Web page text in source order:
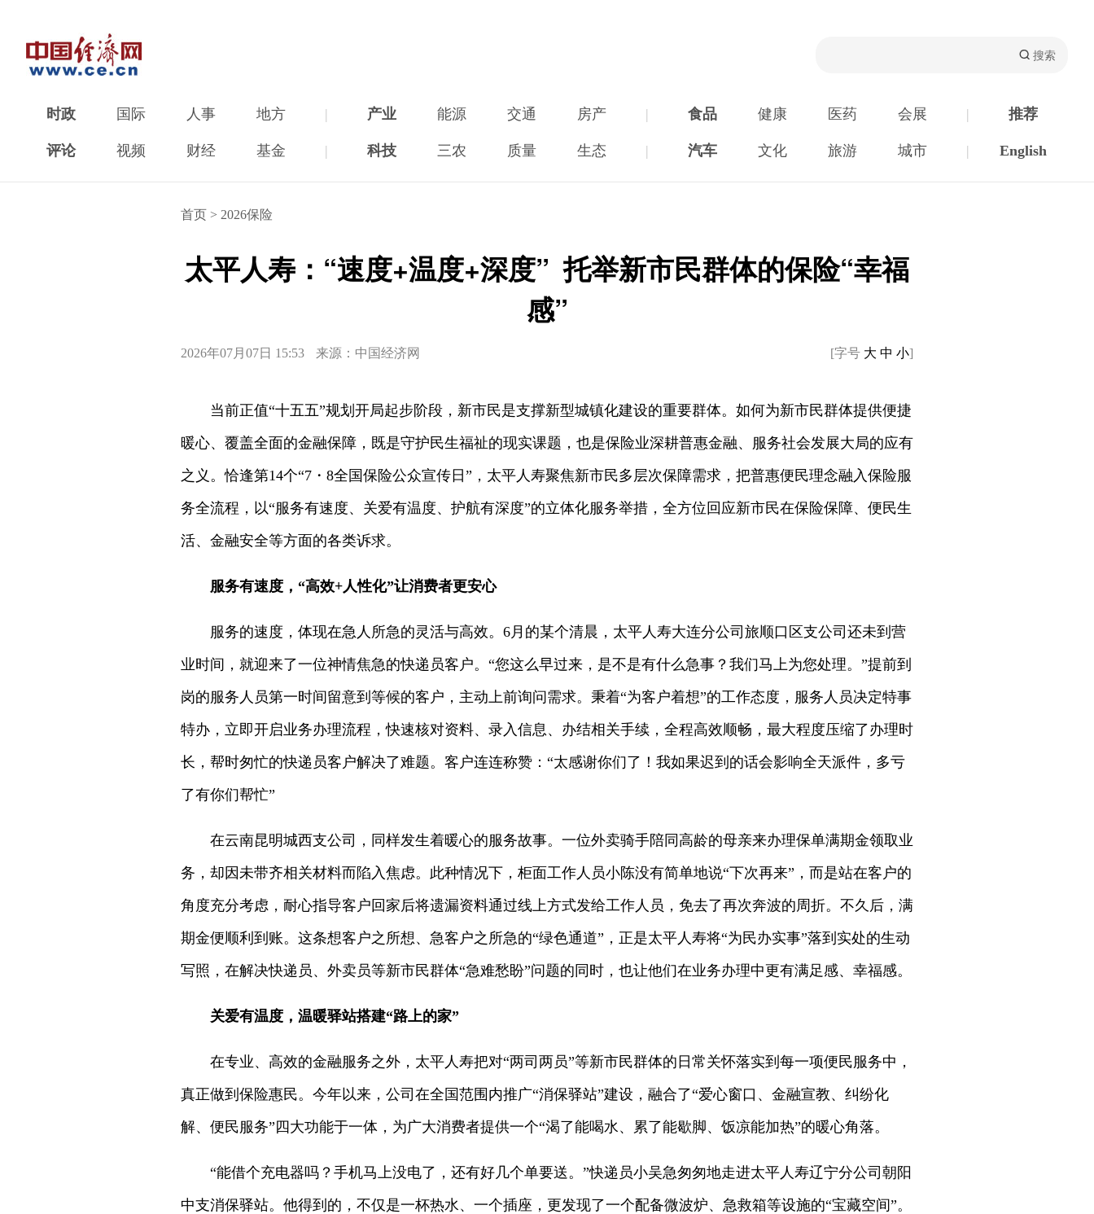
时政 国际 人事 地方 | 产业 能源 交通 房产 | 食品 健康 医药 会展 | 推荐
评论 视频 财经 基金 | 科技 三农 质量 生态 | 汽车 文化 旅游 城市 | English
首页 > 2026保险
太平人寿：“速度+温度+深度” 托举新市民群体的保险“幸福
感”
2026年07月07日 15:53 来源：中国经济网 [字号 大 中 小]
当前正值“十五五”规划开局起步阶段，新市民是支撑新型城镇化建设的重要群体。如何为新市民群体提供便捷
暖心、覆盖全面的金融保障，既是守护民生福祉的现实课题，也是保险业深耕普惠金融、服务社会发展大局的应有
之义。恰逢第14个“7・8全国保险公众宣传日”，太平人寿聚焦新市民多层次保障需求，把普惠便民理念融入保险服
务全流程，以“服务有速度、关爱有温度、护航有深度”的立体化服务举措，全方位回应新市民在保险保障、便民生
活、金融安全等方面的各类诉求。
服务有速度，“高效+人性化”让消费者更安心
服务的速度，体现在急人所急的灵活与高效。6月的某个清晨，太平人寿大连分公司旅顺口区支公司还未到营
业时间，就迎来了一位神情焦急的快递员客户。“您这么早过来，是不是有什么急事？我们马上为您处理。”提前到
岗的服务人员第一时间留意到等候的客户，主动上前询问需求。秉着“为客户着想”的工作态度，服务人员决定特事
特办，立即开启业务办理流程，快速核对资料、录入信息、办结相关手续，全程高效顺畅，最大程度压缩了办理时
长，帮时匆忙的快递员客户解决了难题。客户连连称赞：“太感谢你们了！我如果迟到的话会影响全天派件，多亏
了有你们帮忙”
在云南昆明城西支公司，同样发生着暖心的服务故事。一位外卖骑手陪同高龄的母亲来办理保单满期金领取业
务，却因未带齐相关材料而陷入焦虑。此种情况下，柜面工作人员小陈没有简单地说“下次再来”，而是站在客户的
角度充分考虑，耐心指导客户回家后将遗漏资料通过线上方式发给工作人员，免去了再次奔波的周折。不久后，满
期金便顺利到账。这条想客户之所想、急客户之所急的“绿色通道”，正是太平人寿将“为民办实事”落到实处的生动
写照，在解决快递员、外卖员等新市民群体“急难愁盼”问题的同时，也让他们在业务办理中更有满足感、幸福感。
‌关爱有温度，温暖驿站搭建“路上的家”‌
在专业、高效的金融服务之外，太平人寿把对“两司两员”等新市民群体的日常关怀落实到每一项便民服务中，
真正做到保险惠民。今年以来，公司在全国范围内推广“消保驿站”建设，融合了“爱心窗口、金融宣教、纠纷化
解、便民服务”四大功能于一体，为广大消费者提供一个“渴了能喝水、累了能歇脚、饭凉能加热”的暖心角落。
“能借个充电器吗？手机马上没电了，还有好几个单要送。”快递员小吴急匆匆地走进太平人寿辽宁分公司朝阳
中支消保驿站。他得到的，不仅是一杯热水、一个插座，更发现了一个配备微波炉、急救箱等设施的“宝藏空间”。